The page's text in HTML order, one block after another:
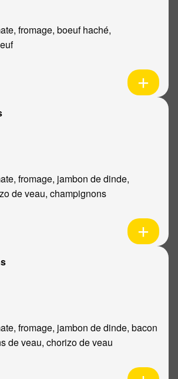
fromage, boeuf haché,
fromage, jambon de dinde,
de veau, champignons
fromage, jambon de dinde, bacon
de veau, chorizo de veau